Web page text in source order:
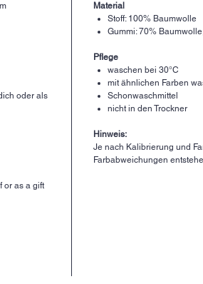
oder als
or as a gift
Material
Stoff: 100% Baumwolle
Gummi: 70%
Pflege
waschen bei 30°C
mit ähnlichen Farben
Schonwaschmittel
nicht in den Trockner
Hinweis:
Je nach Kalibrierung und
Farbabweichungen